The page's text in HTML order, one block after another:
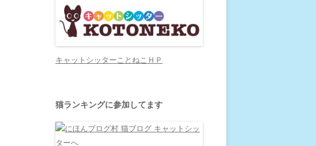
キャットシッターことねこＨＰ
猫ランキングに参加してます